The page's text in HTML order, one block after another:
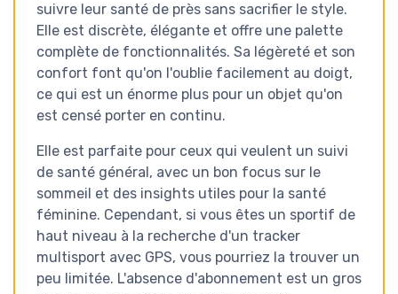
suivre leur santé de près sans sacrifier le style.
Elle est discrète, élégante et offre une palette
complète de fonctionnalités. Sa légèreté et son
confort font qu'on l'oublie facilement au doigt,
ce qui est un énorme plus pour un objet qu'on
est censé porter en continu.
Elle est parfaite pour ceux qui veulent un suivi
de santé général, avec un bon focus sur le
sommeil et des insights utiles pour la santé
féminine. Cependant, si vous êtes un sportif de
haut niveau à la recherche d'un tracker
multisport avec GPS, vous pourriez la trouver un
peu limitée. L'absence d'abonnement est un gros